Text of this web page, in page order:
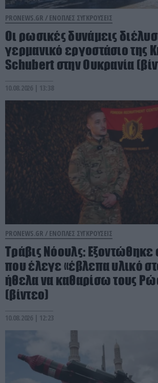
PRONEWS.GR / ΕΝΟΠΛΕΣ ΣΥΓΚΡΟΥΣΕΙΣ
Οι ρωσικές δυνάμεις
γερμανικό εργοστάσιο της
Schubert στην Ουκρανία
10.08.2026 | 13:38
PRONEWS.GR / ΕΝΟΠΛΕΣ ΣΥΓΚΡΟΥΣΕΙΣ
Τράβις Νόουλς: Εξοντώθηκε
που έλεγε «έβλεπα υλικό
ήθελα να καθαρίσω τους
(βίντεο)
10.08.2026 | 12:23